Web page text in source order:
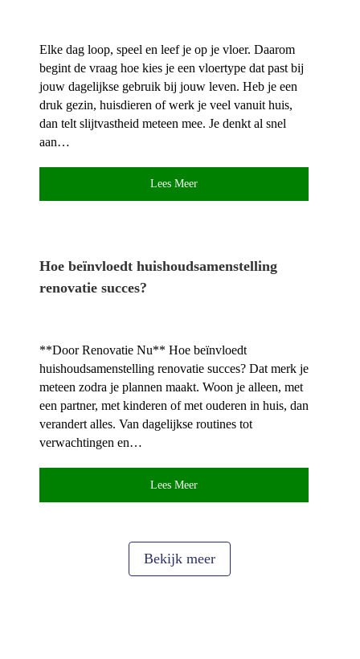
Elke dag loop, speel en leef je op je vloer.​ Daarom
begint de vraag hoe kies je een vloertype dat past bij
jouw dagelijkse gebruik bij jouw leven.​ Heb je een
druk gezin, huisdieren of werk je veel vanuit huis,
dan telt slijtvastheid meteen mee.​ Je denkt al snel
aan…
Lees Meer
Hoe beïnvloedt huishoudsamenstelling
renovatie succes?
**Door Renovatie Nu** Hoe beïnvloedt
huishoudsamenstelling renovatie succes? Dat merk je
meteen zodra je plannen maakt.​ Woon je alleen, met
een partner, met kinderen of met ouderen in huis, dan
verandert alles.​ Van dagelijkse routines tot
verwachtingen en…
Lees Meer
Bekijk meer